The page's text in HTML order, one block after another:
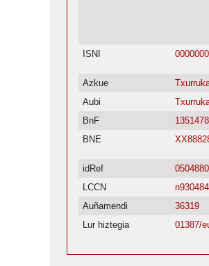
ISNI
Azkue
Aubi
BnF
BNE
idRef
LCCN
Auñamendi
36319
Lur hiztegia
01387/